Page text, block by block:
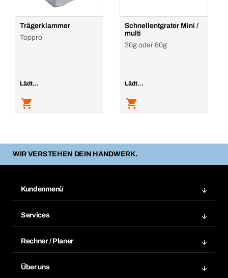
Trägerklammer
Toppro
Lädt...
Schnellentgrater Mini /
multi
30g oder 80g
Lädt...
WIR VERSTEHEN DEIN HANDWERK.
Kundenmenü
Rechnungen
Daueraufträge
Merklisten
Services
Elektronischer Datenaustausch
Rechner / Planer
Über uns